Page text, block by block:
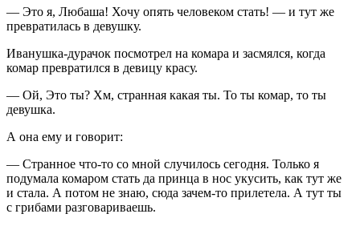
— Это я, Любаша! Хочу опять человеком стать! — и тут же
превратилась в девушку.
Иванушка-дурачок посмотрел на комара и засмялся, когда
комар превратился в девицу красу.
— Ой, Это ты? Хм, странная какая ты. То ты комар, то ты
девушка.
А она ему и говорит:
— Странное что-то со мной случилось сегодня. Только я
подумала комаром стать да принца в нос укусить, как тут же
и стала. А потом не знаю, сюда зачем-то прилетела. А тут ты
с грибами разговариваешь.